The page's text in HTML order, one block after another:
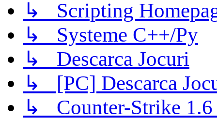
↳ Scripting
↳ Systeme C++/Py
↳ Descarca Jocuri
↳ [PC] Descarca
↳ Counter-Strike 1.6